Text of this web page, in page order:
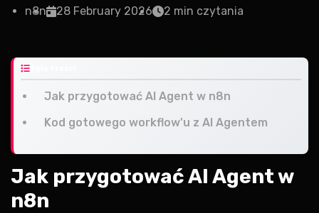
n8n
28 February 2026 2 min czytania
Jak przygotować AI Agent w n8n
Kod gotowego workflow'u z AI Agentem
Jak przygotować AI Agent w
n8n